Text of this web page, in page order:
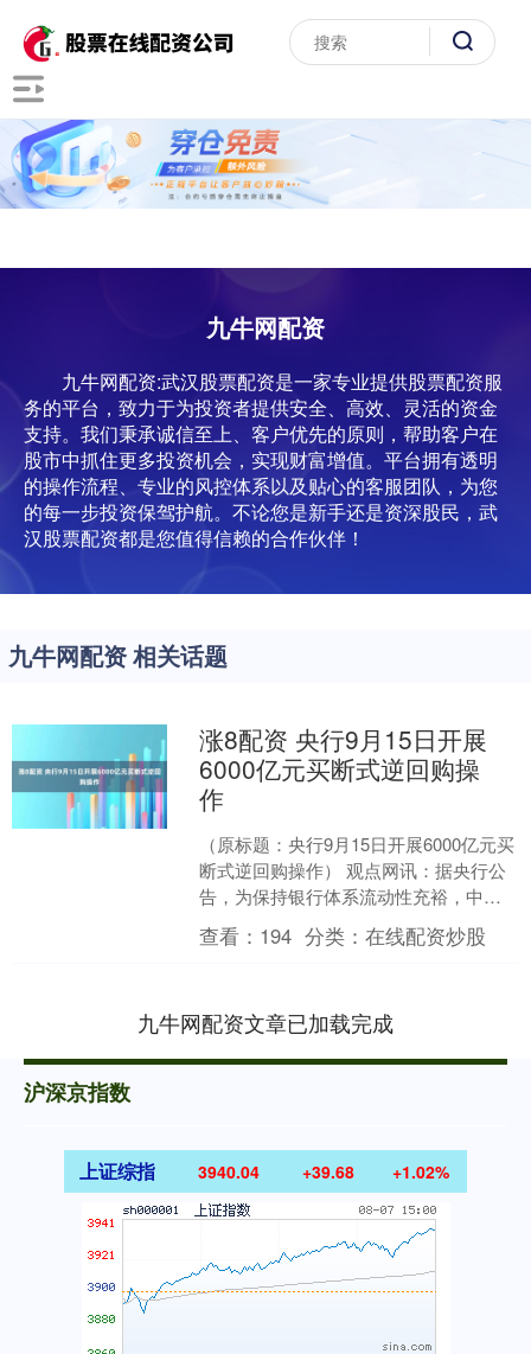
九牛网配资
九牛网配资:武汉股票配资是一家专业提供股票配资服
务的平台，致力于为投资者提供安全、高效、灵活的资金
支持。我们秉承诚信至上、客户优先的原则，帮助客户在
股市中抓住更多投资机会，实现财富增值。平台拥有透明
的操作流程、专业的风控体系以及贴心的客服团队，为您
的每一步投资保驾护航。不论您是新手还是资深股民，武
汉股票配资都是您值得信赖的合作伙伴！
九牛网配资 相关话题
涨8配资 央行9月15日开展
6000亿元买断式逆回购操
作
（原标题：央行9月15日开展6000亿元买
断式逆回购操作） 观点网讯：据央行公
告，为保持银行体系流动性充裕，中国
人民银行（以下简称央行）将在9月15日
以固定数量....
查看： 194 分类：在线配资炒股
九牛网配资文章已加载完成
沪深京指数
上证综指 3940.04 +39.68 +1.02%